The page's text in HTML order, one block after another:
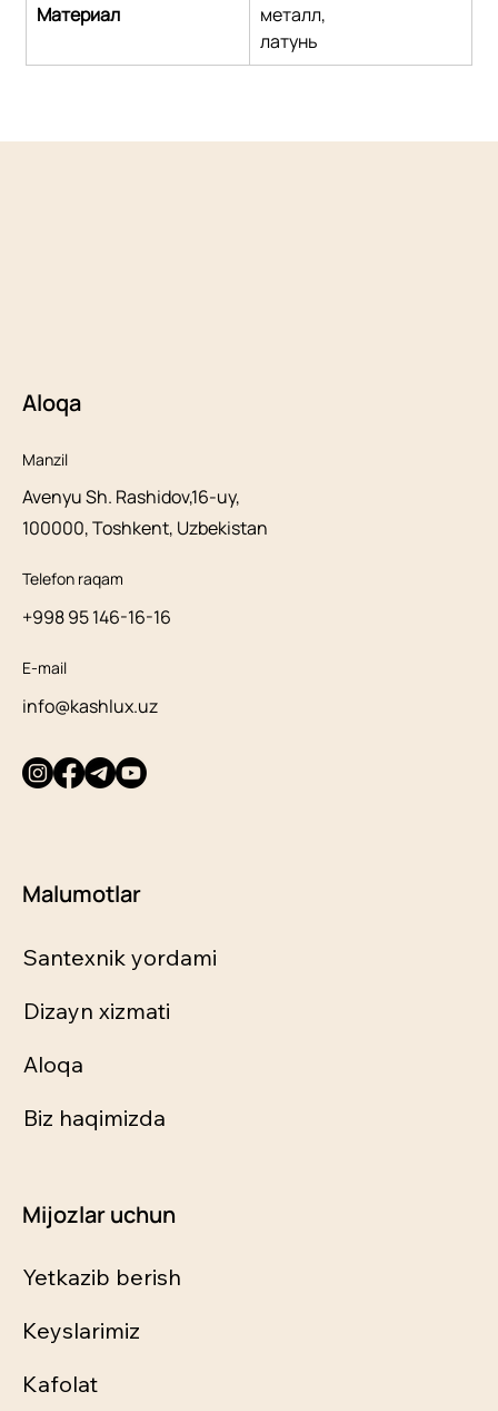
Материал
металл,
латунь
Aloqa
Manzil
Avenyu Sh. Rashidov,16-uy,
100000, Toshkent, Uzbekistan
Telefon raqam
+998 95 146-16-16
E-mail
info@kashlux.uz
Malumotlar
Santexnik yordami
Dizayn xizmati
Aloqa
Biz haqimizda
Mijozlar uchun
Yetkazib berish
Keyslarimiz
Kafolat